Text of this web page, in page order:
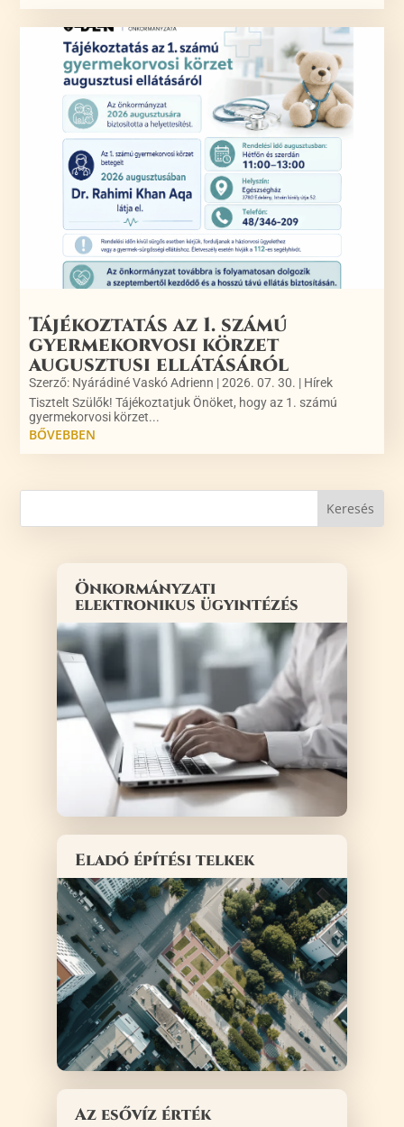
Tájékoztatás az 1. számú
gyermekorvosi körzet
augusztusi ellátásáról
Szerző: Nyárádiné Vaskó Adrienn |2026. 07. 30. | Hírek
Tisztelt Szülők! Tájékoztatjuk Önöket, hogy az 1. számú
gyermekorvosi körzet...
BŐVEBBEN
Önkormányzati
elektronikus ügyintézés
Eladó építési telkek
Az esővíz érték